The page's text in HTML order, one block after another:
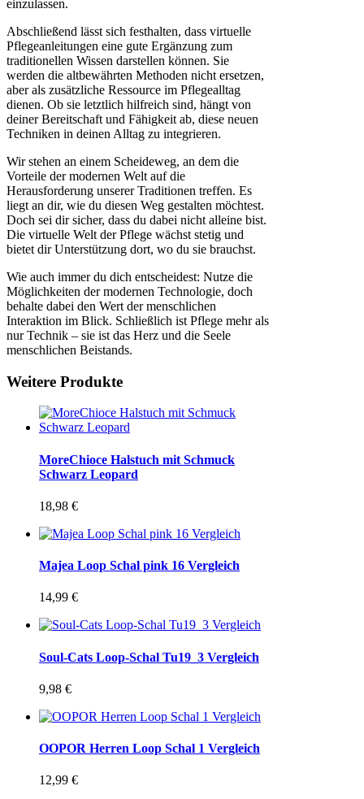
einzulassen.
Abschließend lässt sich festhalten, dass virtuelle
Pflegeanleitungen eine gute Ergänzung zum
traditionellen Wissen darstellen können. Sie
werden die altbewährten Methoden nicht ersetzen,
aber als zusätzliche Ressource im Pflegealltag
dienen. Ob sie letztlich hilfreich sind, hängt von
deiner Bereitschaft und Fähigkeit ab, diese neuen
Techniken in deinen Alltag zu integrieren.
Wir stehen an einem Scheideweg, an dem die
Vorteile der modernen Welt auf die
Herausforderung unserer Traditionen treffen. Es
liegt an dir, wie du diesen Weg gestalten möchtest.
Doch sei dir sicher, dass du dabei nicht alleine bist.
Die virtuelle Welt der Pflege wächst stetig und
bietet dir Unterstützung dort, wo du sie brauchst.
Wie auch immer du dich entscheidest: Nutze die
Möglichkeiten der modernen Technologie, doch
behalte dabei den Wert der menschlichen
Interaktion im Blick. Schließlich ist Pflege mehr als
nur Technik – sie ist das Herz und die Seele
menschlichen Beistands.
Weitere Produkte
MoreChioce Halstuch mit Schmuck
Schwarz Leopard
18,98 €
Majea Loop Schal pink 16 Vergleich
14,99 €
Soul-Cats Loop-Schal Tu19_3 Vergleich
9,98 €
OOPOR Herren Loop Schal 1 Vergleich
12,99 €